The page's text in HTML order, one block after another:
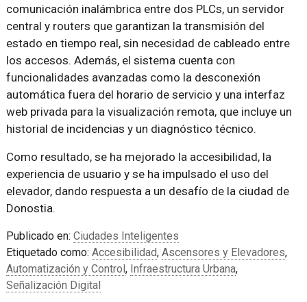
comunicación inalámbrica entre dos PLCs, un servidor
central y routers que garantizan la transmisión del
estado en tiempo real, sin necesidad de cableado entre
los accesos. Además, el sistema cuenta con
funcionalidades avanzadas como la desconexión
automática fuera del horario de servicio y una interfaz
web privada para la visualización remota, que incluye un
historial de incidencias y un diagnóstico técnico.
Como resultado, se ha mejorado la accesibilidad, la
experiencia de usuario y se ha impulsado el uso del
elevador, dando respuesta a un desafío de la ciudad de
Donostia.
Publicado en: Ciudades Inteligentes
Etiquetado como: Accesibilidad, Ascensores y Elevadores,
Automatización y Control , Infraestructura Urbana,
Señalización Digital